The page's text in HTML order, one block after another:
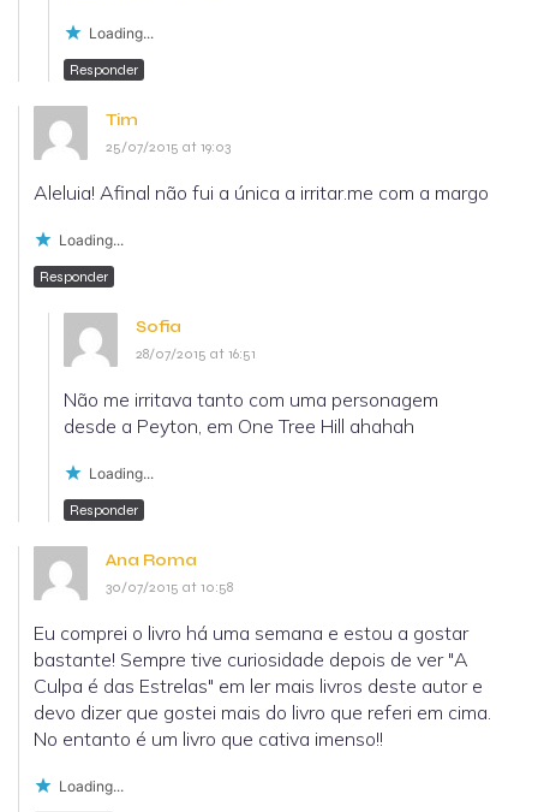
Loading...
Responder
Tim
25/07/2015 at 19:03
Aleluia! Afinal não fui a única a irritar.me com a margo
Loading...
Responder
Sofia
28/07/2015 at 16:51
Não me irritava tanto com uma personagem
desde a Peyton, em One Tree Hill ahahah
Loading...
Responder
Ana Roma
30/07/2015 at 10:58
Eu comprei o livro há uma semana e estou a gostar
bastante! Sempre tive curiosidade depois de ver "A
Culpa é das Estrelas" em ler mais livros deste autor e
devo dizer que gostei mais do livro que referi em cima.
No entanto é um livro que cativa imenso!!
Loading...